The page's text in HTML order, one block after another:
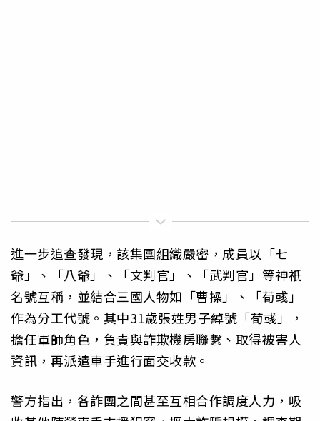
進一步追查發現，該集團組織嚴密，成員以「七
爺」、「八爺」、「文判官」、「武判官」等神祇
名號互稱，並結合三國人物如「曹操」、「荀彧」
作為分工代號。其中31歲張姓男子綽號「荀彧」，
擔任軍師角色，負責與詐欺機房聯繫、取得被害人
資訊，再派遣車手進行面交收款。
警方指出，各詐團之間甚至互相合作調度人力，吸